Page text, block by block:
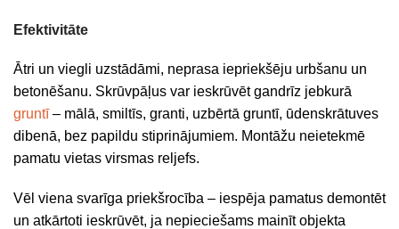
Efektivitāte
Ātri un viegli uzstādāmi, neprasa iepriekšēju urbšanu un
betonēšanu. Skrūvpāļus var ieskrūvēt gandrīz jebkurā
gruntī– mālā, smiltīs, granti, uzbērtā gruntī, ūdenskrātuves
dibenā, bez papildu stiprinājumiem. Montāžu neietekmē
pamatu vietas virsmas reljefs.
Vēl viena svarīga priekšrocība – iespēja pamatus demontēt
un atkārtoti ieskrūvēt, ja nepieciešams mainīt objekta